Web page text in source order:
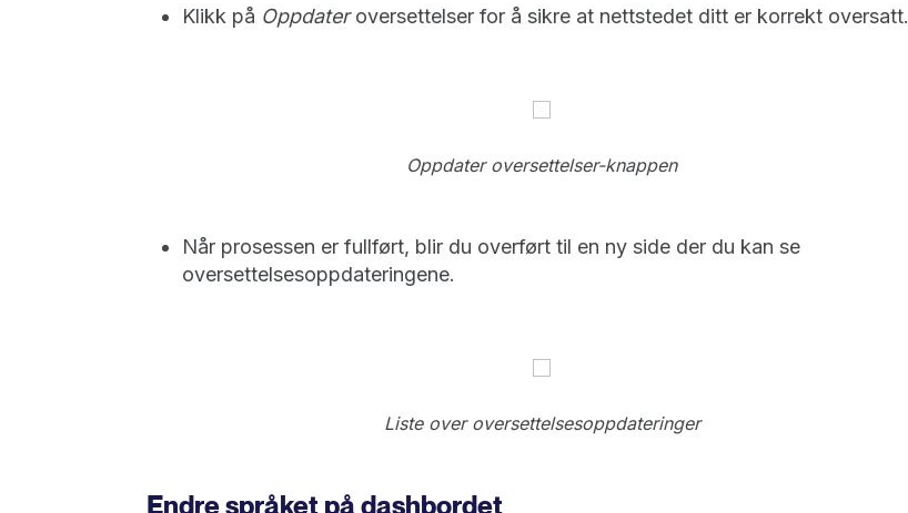
Klikk på Oppdateroversettelser for å sikre at nettstedet ditt er korrekt oversatt.
Oppdater oversettelser-knappen
Når prosessen er fullført, blir du overført til en ny side der du kan se
oversettelsesoppdateringene.
Liste over oversettelsesoppdateringer
Endre språket på dashbordet